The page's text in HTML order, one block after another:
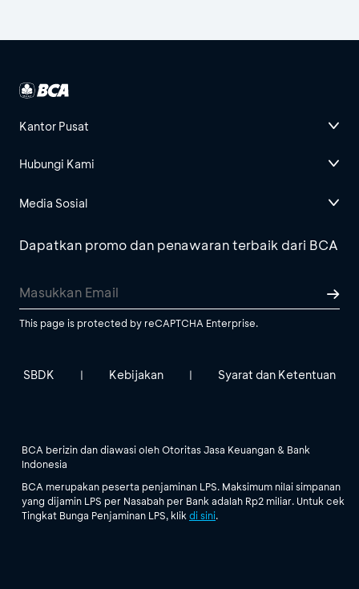
Kantor Pusat
Hubungi Kami
Media Sosial
Dapatkan promo dan penawaran terbaik dari BCA
This page is protected by reCAPTCHA Enterprise.
SBDK | Kebijakan | Syarat dan Ketentuan
BCA berizin dan diawasi oleh Otoritas Jasa Keuangan & Bank
Indonesia
BCA merupakan peserta penjaminan LPS. Maksimum nilai simpanan
yang dijamin LPS per Nasabah per Bank adalah Rp2 miliar. Untuk cek
Tingkat Bunga Penjaminan LPS, klik di sini.